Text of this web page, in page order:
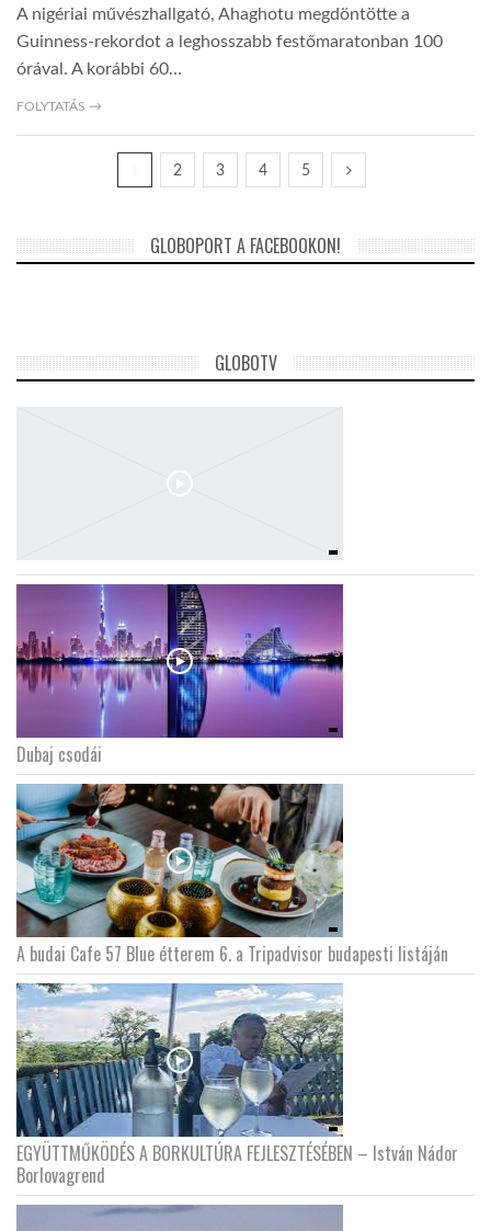
A nigériai művészhallgató, Ahaghotu megdöntötte a
Guinness-rekordot a leghosszabb festőmaratonban 100
órával. A korábbi 60…
FOLYTATÁS →
2 3 4 5
GLOBOPORT A FACEBOOKON!
GLOBOTV
Dubaj csodái
A budai Cafe 57 Blue étterem 6. a Tripadvisor budapesti listáján
EGYÜTTMŰKÖDÉS A BORKULTÚRA FEJLESZTÉSÉBEN – István Nádor
Borlovagrend